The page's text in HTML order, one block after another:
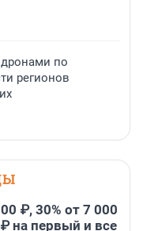
по
регионов
₽, 30% от 7 000
на первый и все